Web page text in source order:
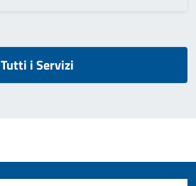
Tutti i Servizi